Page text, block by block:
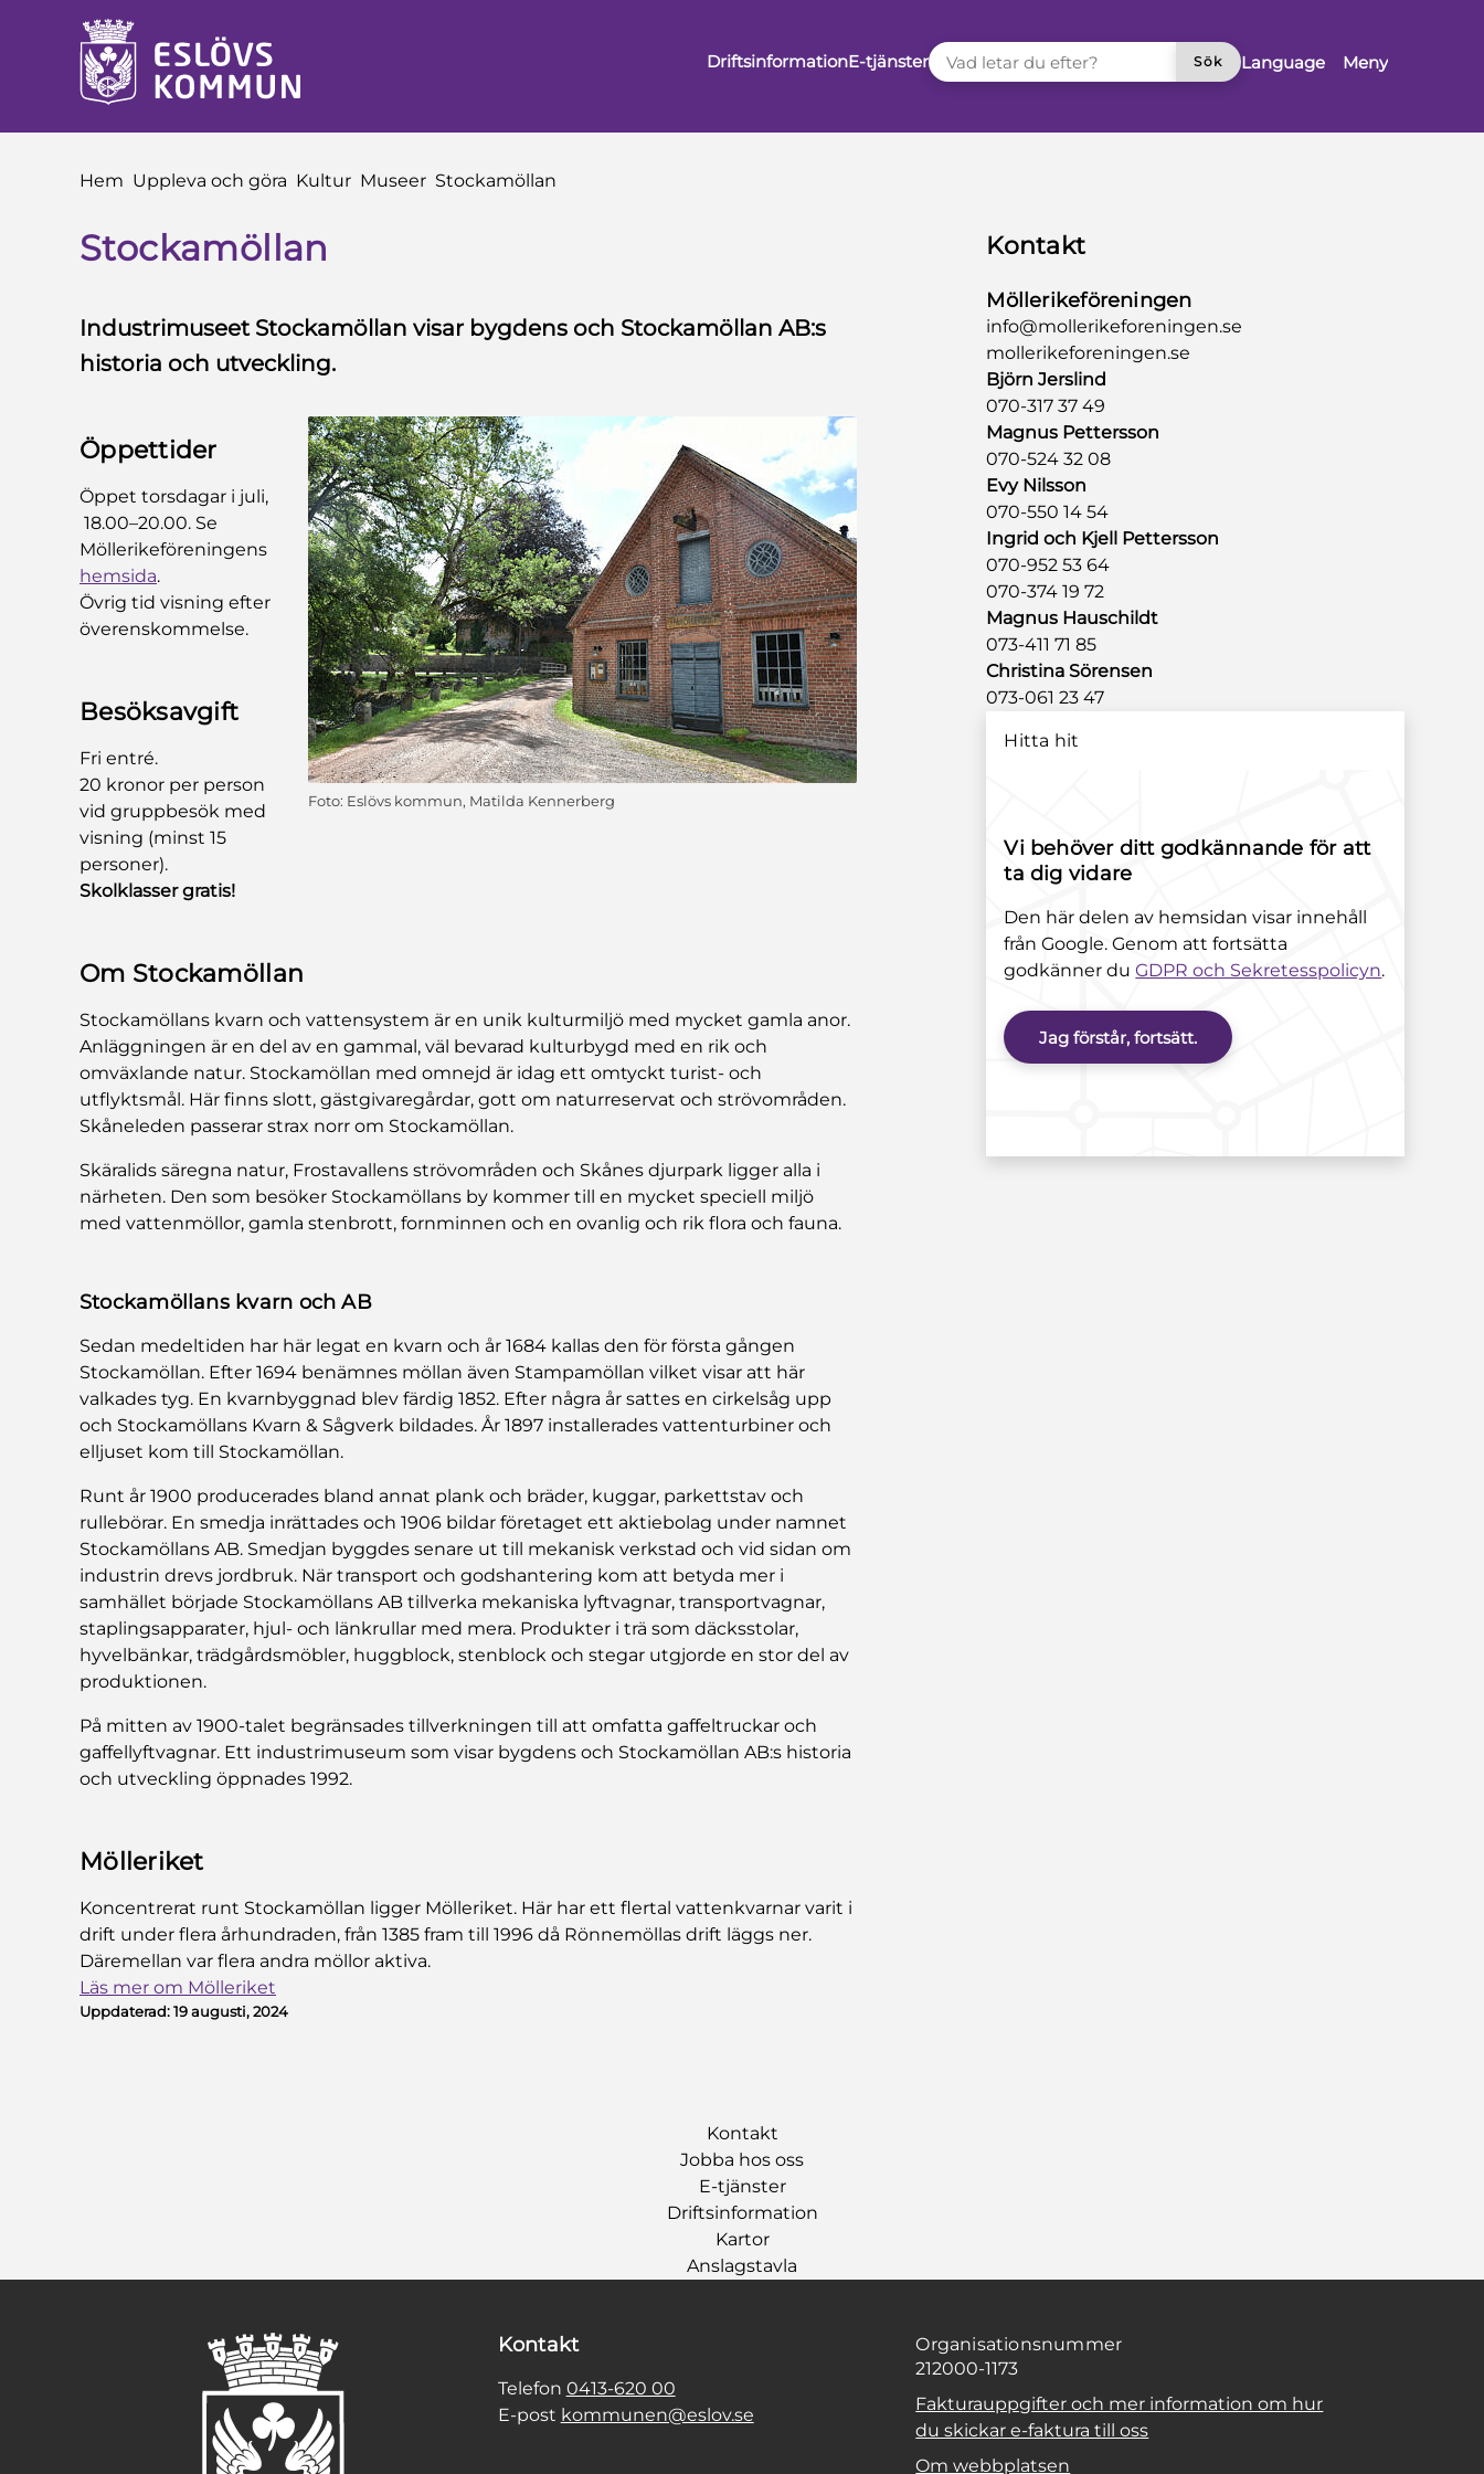
till innehåll
till sidomeny
DriftsinformationE-tjänster
VAD LETAR DU EFTER?
Sök
Language Meny
Du är här:
Hem Uppleva och göra Kultur Museer Stockamöllan
Stockamöllan
Industrimuseet Stockamöllan visar bygdens och Stockamöllan AB:s
historia och utveckling.
Foto: Eslövs kommun, Matilda Kennerberg
Öppettider
Öppet torsdagar i juli,
18.00–20.00. Se
Möllerikeföreningens
hemsida.
Övrig tid visning efter
överenskommelse.
Besöksavgift
Fri entré.
20 kronor per person
vid gruppbesök med
visning (minst 15
personer).
Skolklasser gratis!
Om Stockamöllan
Stockamöllans kvarn och vattensystem är en unik kulturmiljö med mycket gamla anor.
Anläggningen är en del av en gammal, väl bevarad kulturbygd med en rik och
omväxlande natur. Stockamöllan med omnejd är idag ett omtyckt turist- och
utflyktsmål. Här finns slott, gästgivaregårdar, gott om naturreservat och strövområden.
Skåneleden passerar strax norr om Stockamöllan.
Skäralids säregna natur, Frostavallens strövområden och Skånes djurpark ligger alla i
närheten. Den som besöker Stockamöllans by kommer till en mycket speciell miljö
med vattenmöllor, gamla stenbrott, fornminnen och en ovanlig och rik flora och fauna.
Stockamöllans kvarn och AB
Sedan medeltiden har här legat en kvarn och år 1684 kallas den för första gången
Stockamöllan. Efter 1694 benämnes möllan även Stampamöllan vilket visar att här
valkades tyg. En kvarnbyggnad blev färdig 1852. Efter några år sattes en cirkelsåg upp
och Stockamöllans Kvarn & Sågverk bildades. År 1897 installerades vattenturbiner och
elljuset kom till Stockamöllan.
Runt år 1900 producerades bland annat plank och bräder, kuggar, parkettstav och
rullebörar. En smedja inrättades och 1906 bildar företaget ett aktiebolag under namnet
Stockamöllans AB. Smedjan byggdes senare ut till mekanisk verkstad och vid sidan om
industrin drevs jordbruk. När transport och godshantering kom att betyda mer i
samhället började Stockamöllans AB tillverka mekaniska lyftvagnar, transportvagnar,
staplingsapparater, hjul- och länkrullar med mera. Produkter i trä som däcksstolar,
hyvelbänkar, trädgårdsmöbler, huggblock, stenblock och stegar utgjorde en stor del av
produktionen.
På mitten av 1900-talet begränsades tillverkningen till att omfatta gaffeltruckar och
gaffellyftvagnar. Ett industrimuseum som visar bygdens och Stockamöllan AB:s historia
och utveckling öppnades 1992.
Mölleriket
Koncentrerat runt Stockamöllan ligger Mölleriket. Här har ett flertal vattenkvarnar varit i
drift under flera århundraden, från 1385 fram till 1996 då Rönnemöllas drift läggs ner.
Däremellan var flera andra möllor aktiva.
Läs mer om Mölleriket
Uppdaterad:19 augusti, 2024
Kontakt
Möllerikeföreningen
info@mollerikeforeningen.se
mollerikeforeningen.se
Björn Jerslind
070-317 37 49
Magnus Pettersson
070-524 32 08
Evy Nilsson
070-550 14 54
Ingrid och Kjell Pettersson
070-952 53 64
070-374 19 72
Magnus Hauschildt
073-411 71 85
Christina Sörensen
073-061 23 47
Hitta hit
Vi behöver ditt godkännande för att
ta dig vidare
Den här delen av hemsidan visar innehåll
från Google. Genom att fortsätta
godkänner duGDPR och Sekretesspolicyn.
Jag förstår, fortsätt.
Kontakt
Jobba hos oss
E-tjänster
Driftsinformation
Kartor
Anslagstavla
Kontakt
Telefon 0413-620 00
E-post kommunen@eslov.se
Organisationsnummer
212000-1173
Fakturauppgifter och mer information om hur
du skickar e-faktura till oss
Om webbplatsen